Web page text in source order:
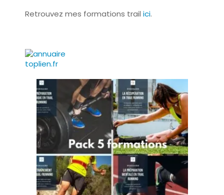
Retrouvez mes formations trail ici.